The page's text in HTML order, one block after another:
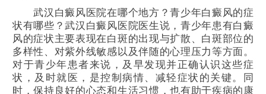
武汉白癜风医院在哪个地方？青少年白癜风的症
状有哪些？武汉白癜风医院医生说，青少年患有白癜
风的症状主要表现在白斑的出现与扩散、白斑部位的
多样性、对紫外线敏感以及伴随的心理压力等方面。
对于青少年患者来说，及早发现并正确认识这些症
状，及时就医，是控制病情、减轻症状的关键。同
时，保持良好的心态和生活习惯，也有助于疾病的康